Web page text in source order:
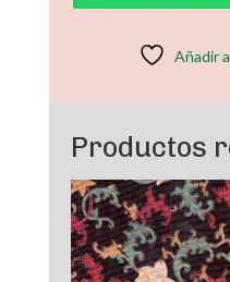
Añadir
Productos